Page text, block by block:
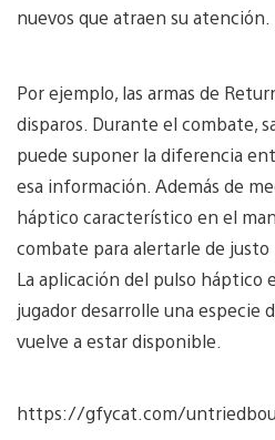
nuevos que atraen su atención.
Por ejemplo, las armas de
disparos. Durante el combate,
puede suponer la diferencia
esa información. Además de
háptico característico en el
combate para alertarle de justo
La aplicación del pulso
jugador desarrolle una especie
vuelve a estar disponible.
https://gfycat.com/